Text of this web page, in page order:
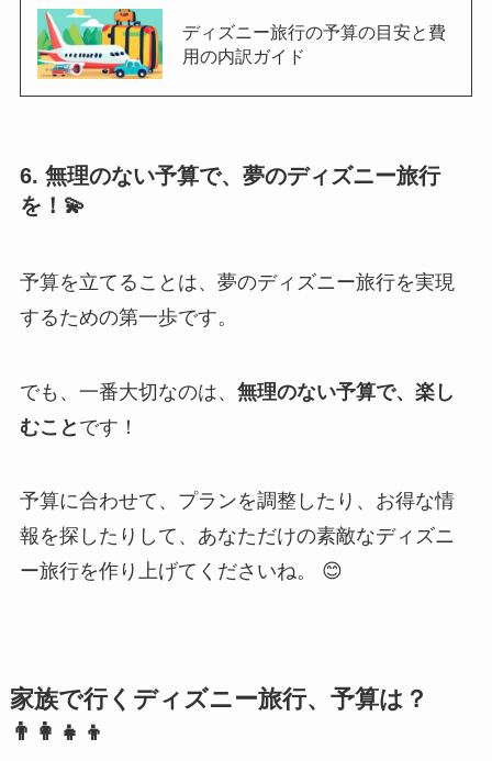
ディズニー旅行の予算の目安と費
用の内訳ガイド
6. 無理のない予算で、夢のディズニー旅行
を！💫
予算を立てることは、夢のディズニー旅行を実現
するための第一歩です。
でも、一番大切なのは、 無理のない予算で、楽し
むこと です！
予算に合わせて、プランを調整したり、お得な情
報を探したりして、あなただけの素敵なディズニ
ー旅行を作り上げてくださいね。 😊
家族で行くディズニー旅行、予算は？
👨‍👩‍👧‍👦